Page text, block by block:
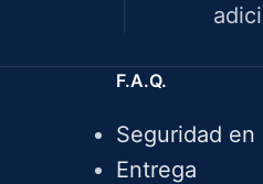
F.A.Q.
Seguridad en
Entrega